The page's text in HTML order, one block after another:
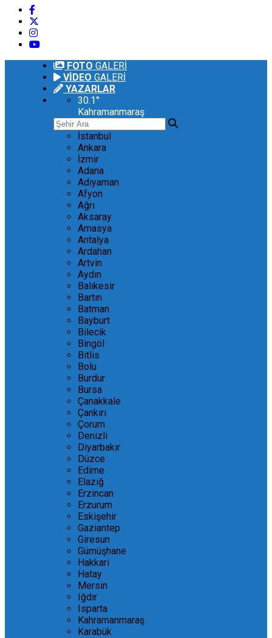
FOTO GALERİ
VİDEO GALERİ
YAZARLAR
30.1°
Kahramanmaraş
İstanbul
Ankara
İzmir
Adana
Adıyaman
Afyon
Ağrı
Aksaray
Amasya
Antalya
Ardahan
Artvin
Aydın
Balıkesir
Bartın
Batman
Bayburt
Bilecik
Bingöl
Bitlis
Bolu
Burdur
Bursa
Çanakkale
Çankırı
Çorum
Denizli
Diyarbakır
Düzce
Edirne
Elazığ
Erzincan
Erzurum
Eskişehir
Gaziantep
Giresun
Gümüşhane
Hakkari
Hatay
Mersin
Iğdır
Isparta
Kahramanmaraş
Karabük